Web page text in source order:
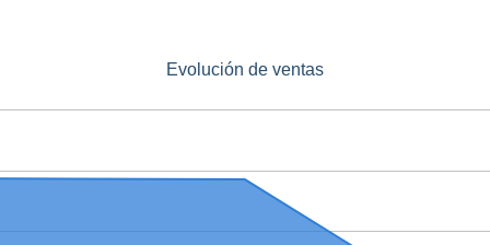
Evolución de ventas